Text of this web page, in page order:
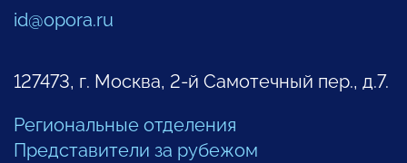
id@opora.ru
127473, г. Москва, 2-й Самотечный пер., д.7.
Региональные отделения
Представители за рубежом